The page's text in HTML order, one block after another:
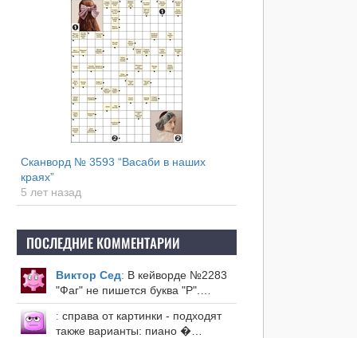
Сканворд № 3593 “Васаби в наших
краях”
5 лет назад
ПОСЛЕДНИЕ КОММЕНТАРИИ
Виктор Сед: В кейворде №2283
"Фаг" не пишется буква "Р".…
: справа от картинки - подходят
также варианты: пиано �…